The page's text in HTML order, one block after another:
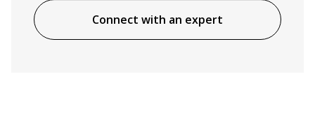
Connect with an expert